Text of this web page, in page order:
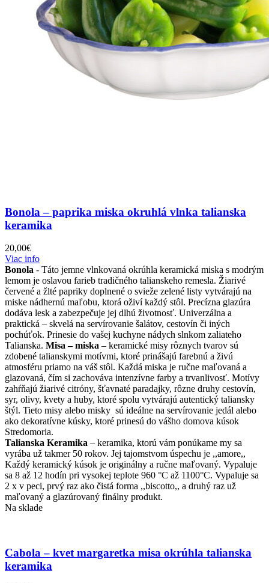
Bonola – paprika miska okruhlá vlnka talianska
keramika
20,00€
Viac info
Bonola - Táto jemne vlnkovaná okrúhla keramická miska s modrým
lemom je oslavou farieb tradičného talianskeho remesla. Žiarivé
červené a žlté papriky doplnené o svieže zelené listy vytvárajú na
miske nádhernú maľobu, ktorá oživí každý stôl. Precízna glazúra
dodáva lesk a zabezpečuje jej dlhú životnosť. Univerzálna a
praktická – skvelá na servírovanie šalátov, cestovín či iných
pochúťok. Prinesie do vašej kuchyne nádych slnkom zaliateho
Talianska. Misa – miska – keramické misy rôznych tvarov sú
zdobené talianskymi motívmi, ktoré prinášajú farebnú a živú
atmosféru priamo na váš stôl. Každá miska je ručne maľovaná a
glazovaná, čím si zachováva intenzívne farby a trvanlivosť. Motívy
zahŕňajú žiarivé citróny, šťavnaté paradajky, rôzne druhy cestovín,
syr, olivy, kvety a huby, ktoré spolu vytvárajú autentický taliansky
štýl. Tieto misy alebo misky sú ideálne na servírovanie jedál alebo
ako dekoratívne kúsky, ktoré prinesú do vášho domova kúsok
Stredomoria.
Talianska Keramika – keramika, ktorú vám ponúkame my sa
vyrába už takmer 50 rokov. Jej tajomstvom úspechu je ,,amore,,
Každý keramický kúsok je originálny a ručne maľovaný. Vypaluje
sa 8 až 12 hodín pri vysokej teplote 960 °C až 1100°C. Vypaluje sa
2 x v peci, prvý raz ako čistá forma ,,biscotto,, a druhý raz už
maľovaný a glazúrovaný finálny produkt.
Na sklade
Cabola – kvet margaretka misa okrúhla talianska
keramika